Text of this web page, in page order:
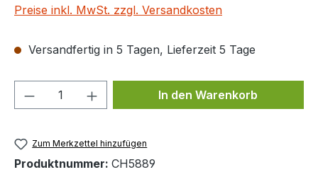
Preise inkl. MwSt. zzgl. Versandkosten
Versandfertig in 5 Tagen, Lieferzeit 5 Tage
Produkt Anzahl: Gib denIn den Warenkorb
Zum Merkzettel hinzufügen
Produktnummer: CH5889